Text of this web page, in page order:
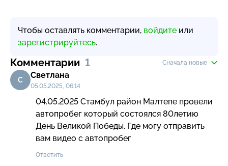
Чтобы оставлять комментарии, войдите или
зарегистрируйтесь.
Комментарии 1 Сначала новые
С Светлана
05.05.2025, 06:14
04.05.2025 Стамбул район Малтепе провели
автопробег который состоялся 80летию
День Великой Победы. Где могу отправить
вам видео с автопробег
Ответить